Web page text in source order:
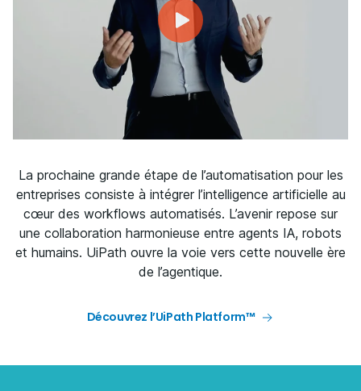
La prochaine grande étape de l’automatisation pour les
entreprises consiste à intégrer l’intelligence artificielle au
cœur des workflows automatisés. L’avenir repose sur
une collaboration harmonieuse entre agents IA, robots
et humains. UiPath ouvre la voie vers cette nouvelle ère
de l’agentique.
Découvrez l’UiPath Platform™